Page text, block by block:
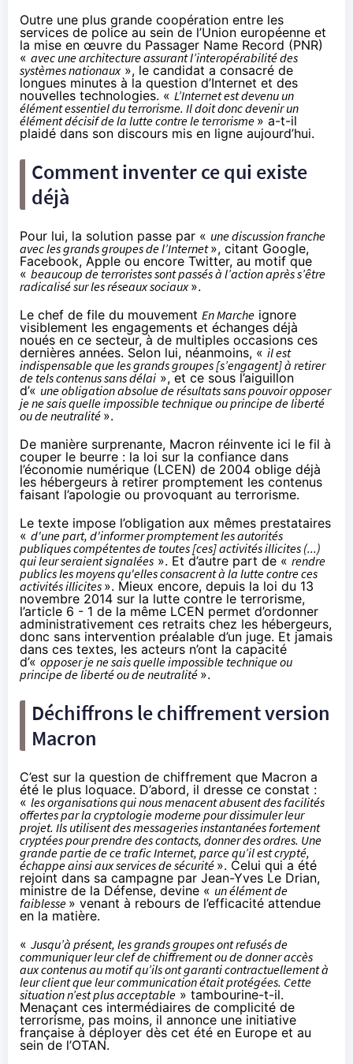
Outre une plus grande coopération entre les
services de police au sein de l’Union européenne et
la mise en œuvre du Passager Name Record (PNR)
« avec une architecture assurant l’interopérabilité des
systèmes nationaux», le candidat a consacré de
longues minutes à la question d’Internet et des
nouvelles technologies. « L’Internet est devenu un
élément essentiel du terrorisme. Il doit donc devenir un
élément décisif de la lutte contre le terrorisme » a-t-il
plaidé dans son discours mis en ligne aujourd’hui.
Comment inventer ce qui existe
déjà
Pour lui, la solution passe par « une discussion franche
avec les grands groupes de l’Internet», citant Google,
Facebook, Apple ou encore Twitter, au motif que
« beaucoup de terroristes sont passés à l’action après s’être
radicalisé surles réseaux sociaux ».
Le chef de file du mouvement En Marche ignore
visiblement les engagements et échanges déjà
noués en ce secteur, à de multiples occasions ces
dernières années. Selon lui, néanmoins, « il est
indispensable que les grands groupes [s’engagent] à retirer
de tels contenus sans délai », et ce sous l’aiguillon
d’« une obligation absolue de résultats sans pouvoir opposer
je ne sais quelle impossible technique ou principe de liberté
ou de neutralité ».
De manière surprenante, Macron réinvente ici le fil à
couper le beurre : la loi sur la confiance dans
l’économie numérique (LCEN) de 2004 oblige déjà
les hébergeurs à retirer promptement les contenus
faisant l’apologie ou provoquant au terrorisme.
Le texte impose l’obligation aux mêmes prestataires
« d'une part, d'informer promptement les autorités
publiques compétentes de toutes [ces] activités illicites (...)
qui leur seraient signalées ». Et d’autre part de « rendre
publics les moyens qu'elles consacrent à la lutte contre ces
activités illicites ». Mieux encore, depuis la loi du 13
novembre 2014 sur la lutte contre le terrorisme,
l’article 6 - 1 de la même LCEN permet d’ordonner
administrativement ces retraits chez les hébergeurs,
donc sans intervention préalable d’un juge. Et jamais
dans ces textes, les acteurs n’ont la capacité
d’« opposer je ne sais quelle impossible technique ou
principe de liberté ou de neutralité ».
Déchiffrons lechiffrementversion
Macron
C’est sur la question de chiffrement que Macron a
été le plus loquace. D’abord, il dresse ce constat :
« les organisations qui nous menacent abusent des facilités
offertes par la cryptologie moderne pour dissimuler leur
projet. Ils utilisent des messageries instantanées fortement
cryptées pour prendre des contacts, donner des ordres. Une
grande partie de ce trafic Internet, parce qu’il est crypté,
échappe ainsi aux services de sécurité ». Celui qui a été
rejoint dans sa campagne par Jean-Yves Le Drian,
ministre de la Défense, devine « un élément de
faiblesse » venant à rebours de l’efficacité attendue
en la matière.
« Jusqu’à présent, les grands groupes ont refusés de
communiquer leur clef dechiffrementou de donner accès
aux contenus au motif qu’ils ont garanti contractuellement à
leur client que leur communication était protégées. Cette
situation n’est plus acceptable » tambourine-t-il.
Menaçant ces intermédiaires de complicité de
terrorisme, pas moins, il annonce une initiative
française à déployer dès cet été en Europe et au
sein de l’OTAN.